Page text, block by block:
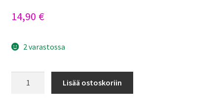
14,90 €
2 varastossa
Lisää ostoskoriin